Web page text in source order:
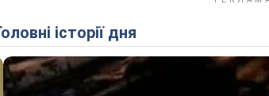
Головні історії дня